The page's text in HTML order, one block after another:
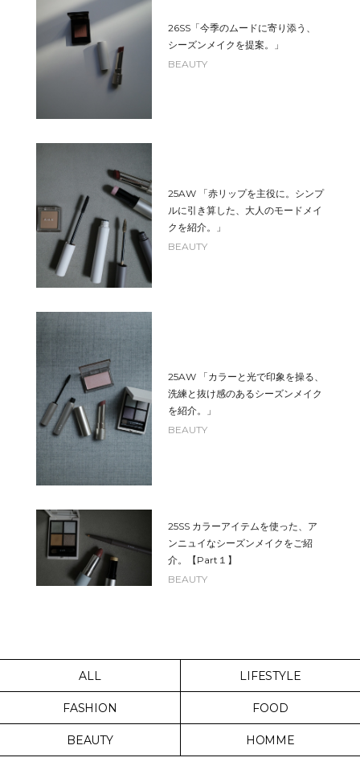
26SS「今季のムードに寄り添う、
シーズンメイクを提案。」
BEAUTY
25AW 「赤リップを主役に。シンプ
ルに引き算した、大人のモードメイ
クを紹介。」
BEAUTY
25AW 「カラーと光で印象を操る、
洗練と抜け感のあるシーズンメイク
を紹介。」
BEAUTY
25SS カラーアイテムを使った、ア
ンニュイなシーズンメイクをご紹
介。【Part１】
BEAUTY
ALL LIFESTYLE
FASHION FOOD
BEAUTY HOMME